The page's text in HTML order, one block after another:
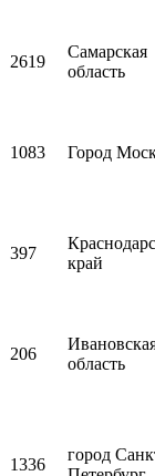
2619
Самарская
область
1083 Город
397
край
206
область
1336
город